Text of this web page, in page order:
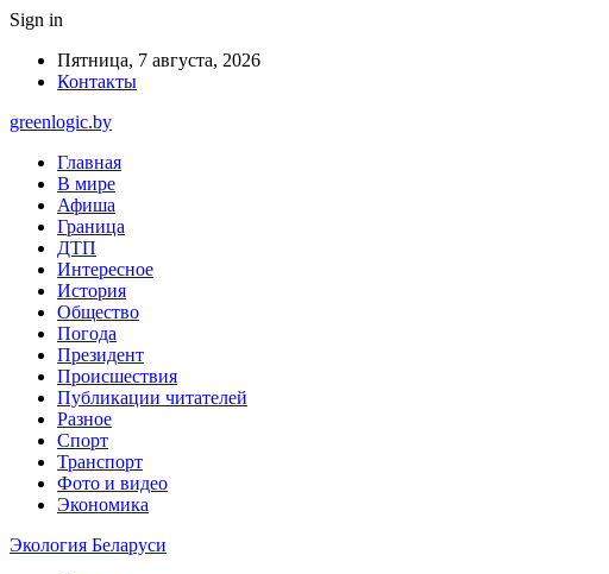
Sign in
Пятница, 7 августа, 2026
Контакты
greenlogic.by
Главная
В мире
Афиша
Граница
ДТП
Интересное
История
Общество
Погода
Президент
Происшествия
Публикации читателей
Разное
Спорт
Транспорт
Фото и видео
Экономика
Экология Беларуси